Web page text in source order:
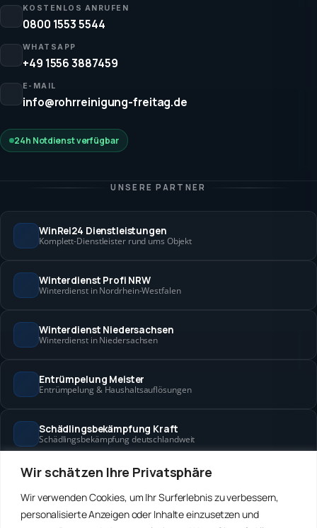
Wir schätzen Ihre Privatsphäre
Wir verwenden Cookies, um Ihr Surferlebnis zu verbessern,
personalisierte Anzeigen oder Inhalte einzusetzen und
KOSTENLOS ANRUFEN
0800 1553 5544
WHATSAPP
+49 1556 3887459
E-MAIL
info@rohrreinigung-freitag.de
24h Notdienst verfügbar
UNSERE PARTNER
WinRei24 Dienstleistungen
Komplett-Dienstleister rund ums Objekt
Winterdienst Profi NRW
Winterdienst in Nordrhein-Westfalen
Winterdienst Niedersachsen
Winterdienst in Niedersachsen
Entrümpelung Meister
Entrümpelung & Haushaltsauflösungen
Schädlingsbekämpfung Kraft
Schädlingsbekämpfung deutschlandweit
Hanse Objektservice